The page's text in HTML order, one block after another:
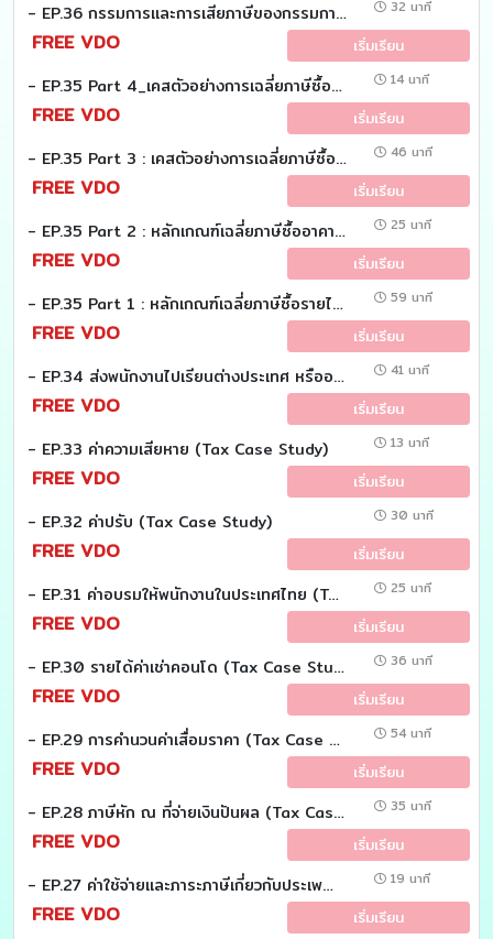
- EP.36 กรรมการและการเสียภาษีของกรรมการ (Tax Case study) 32 นาที
FREE VDO เริ่มเรียน
- EP.35 Part 4_เคสตัวอย่างการเฉลี่ยภาษีซื้อ (อาคาร) (Tax case study) 14 นาที
FREE VDO เริ่มเรียน
- EP.35 Part 3 : เคสตัวอย่างการเฉลี่ยภาษีซื้อ รายได้ (Tax Case study) 46 นาที
FREE VDO เริ่มเรียน
- EP.35 Part 2 : หลักเกณฑ์เฉลี่ยภาษีซื้ออาคาร (Tax Case study) 25 นาที
FREE VDO เริ่มเรียน
- EP.35 Part 1 : หลักเกณฑ์เฉลี่ยภาษีซื้อรายได้ (Tax Case study) 59 นาที
FREE VDO เริ่มเรียน
- EP.34 ส่งพนักงานไปเรียนต่างประเทศ หรืออบรมกับบริษัทต่างประเทศ (Tax Case Study) 41 นาที
FREE VDO เริ่มเรียน
- EP.33 ค่าความเสียหาย (Tax Case Study) 13 นาที
FREE VDO เริ่มเรียน
- EP.32 ค่าปรับ (Tax Case Study) 30 นาที
FREE VDO เริ่มเรียน
- EP.31 ค่าอบรมให้พนักงานในประเทศไทย (Tax Case Study) 25 นาที
FREE VDO เริ่มเรียน
- EP.30 รายได้ค่าเช่าคอนโด (Tax Case Study) 36 นาที
FREE VDO เริ่มเรียน
- EP.29 การคำนวนค่าเสื่อมราคา (Tax Case Study) 54 นาที
FREE VDO เริ่มเรียน
- EP.28 ภาษีหัก ณ ที่จ่ายเงินปันผล (Tax Case Study) 35 นาที
FREE VDO เริ่มเรียน
- EP.27 ค่าใช้จ่ายเเละภาระภาษีเกี่ยวกับประเพณีสงกรานต์ (Tax Case study) 19 นาที
FREE VDO เริ่มเรียน